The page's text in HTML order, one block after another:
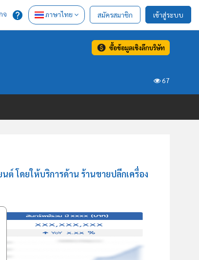
จ ภาษาไทย สมัครสมาชิก เข้าสู่ระบบ
ซื้อข้อมูลเชิงลึกบริษัท
67
ต์ โดยให้บริการด้าน ร้านขายปลีกเครื่อง